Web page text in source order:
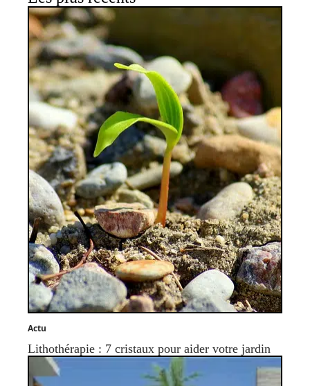
Actu
Lithothérapie : 7 cristaux pour aider votre jardin